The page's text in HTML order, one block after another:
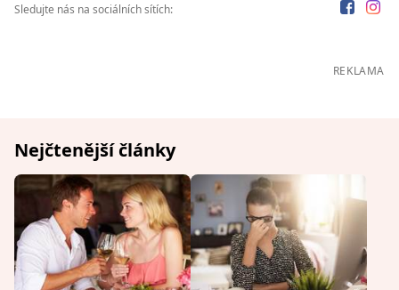
Sledujte nás na sociálních sítích:
REKLAMA
Nejčtenější články